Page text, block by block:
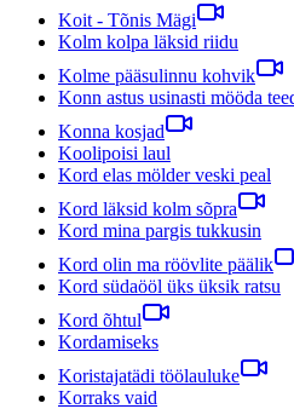
Koit - Tõnis Mägi
Kolm kolpa läksid riidu
Kolme pääsulinnu kohvik
Konn astus usinasti mööda
Konna kosjad
Koolipoisi laul
Kord elas mölder veski peal
Kord läksid kolm sõpra
Kord mina pargis tukkusin
Kord olin ma röövlite päälik
Kord südaööl üks üksik ratsu
Kord õhtul
Kordamiseks
Koristajatädi töölauluke
Korraks vaid